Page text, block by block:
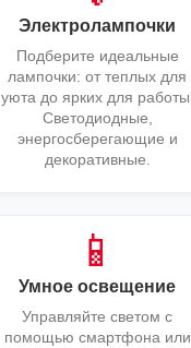
Электролампочки
Подберите идеальные
лампочки: от теплых для
уюта до ярких для работы.
Светодиодные,
энергосберегающие и
декоративные.
📱
Умное освещение
Управляйте светом с
помощью смартфона или